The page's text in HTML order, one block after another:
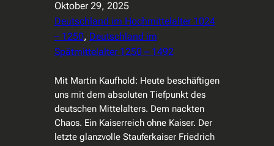
Oktober 29, 2025
Deutschland im Hochmittelalter 1024
– 1250, Deutschland im
Spätmittelalter 1250 – 1492
Mit Martin Kaufhold: Heute beschäftigen
uns mit dem absoluten Tiefpunkt des
deutschen Mittelalters. Dem nackten
Chaos. Ein Kaiserreich ohne Kaiser. Der
letzte glanzvolle Stauferkaiser Friedrich